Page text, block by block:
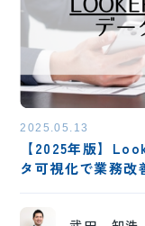
2025.05.13
【2025年版】
タ可視化で業務改